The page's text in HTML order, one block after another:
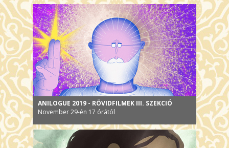
ANILOGUE 2019 - RÖVIDFILMEK III. SZEKCIÓ
November 29-én 17 órától